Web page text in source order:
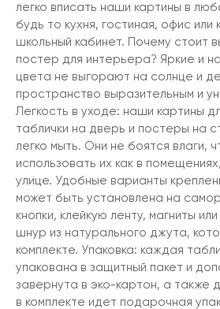
легко вписать наши картины в
будь то кухня, гостиная, офис или
школьный кабинет. Почему стоит
постер для интерьера? Яркие и
цвета не выгорают на солнце и
пространство выразительным и
Легкость в уходе: наши картины
таблички на дверь и постеры на
легко мыть. Они не боятся влаги,
использовать их как в
улице. Удобные варианты
может быть установлена на
кнопки, клейкую ленту, магниты
шнур из натурального джута,
комплекте. Упаковка: каждая
упакована в защитный пакет и
завернута в эко-картон, а также
в комплекте идет подарочная